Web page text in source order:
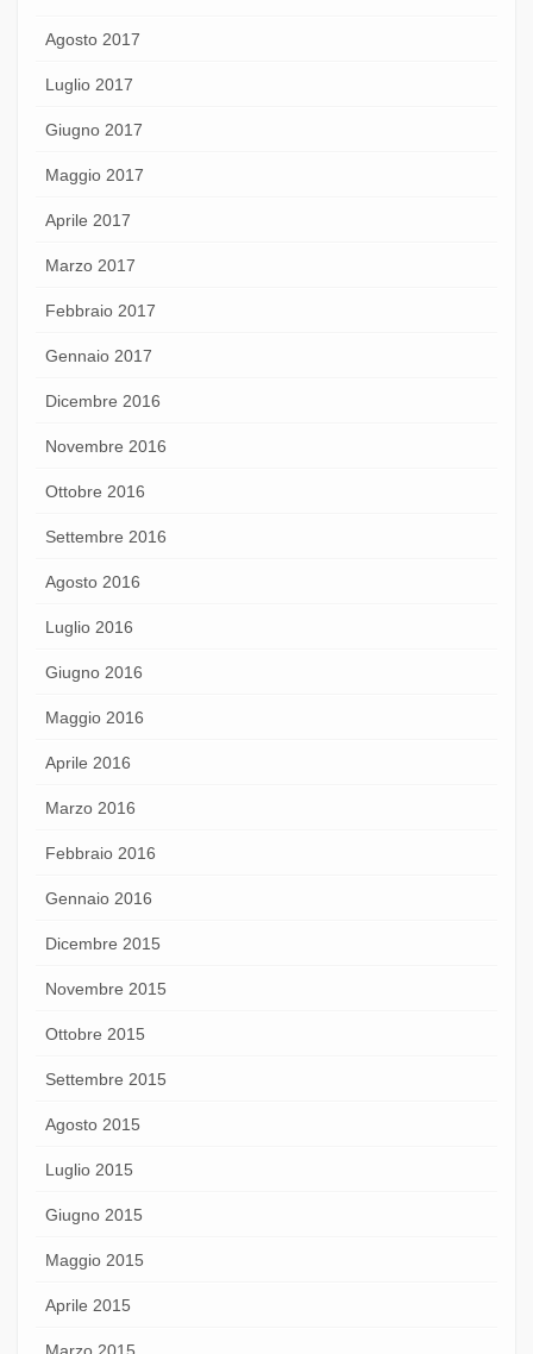
Agosto 2017
Luglio 2017
Giugno 2017
Maggio 2017
Aprile 2017
Marzo 2017
Febbraio 2017
Gennaio 2017
Dicembre 2016
Novembre 2016
Ottobre 2016
Settembre 2016
Agosto 2016
Luglio 2016
Giugno 2016
Maggio 2016
Aprile 2016
Marzo 2016
Febbraio 2016
Gennaio 2016
Dicembre 2015
Novembre 2015
Ottobre 2015
Settembre 2015
Agosto 2015
Luglio 2015
Giugno 2015
Maggio 2015
Aprile 2015